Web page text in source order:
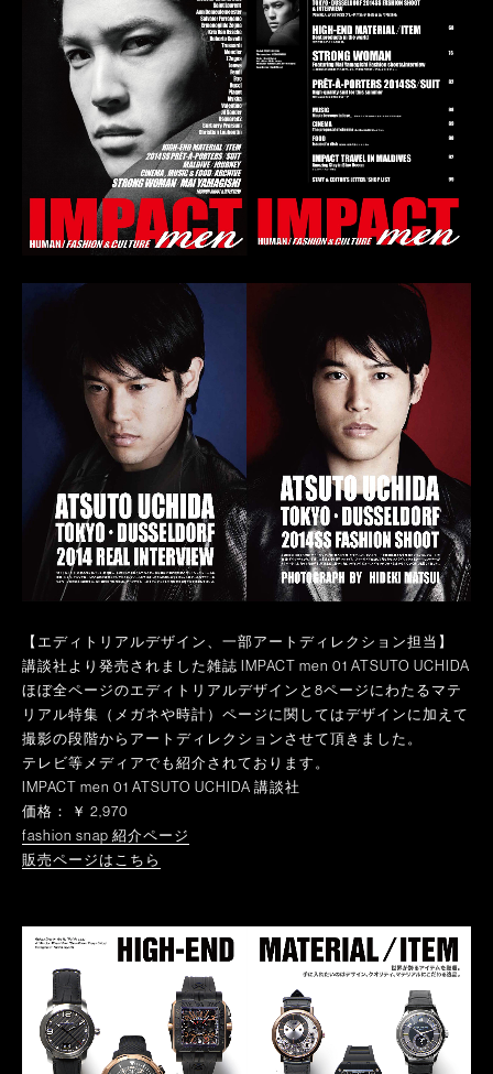
【エディトリアルデザイン、一部アートディレクション担当】
講談社より発売されました雑誌 IMPACT men 01 ATSUTO UCHIDA
ほぼ全ページのエディトリアルデザインと8ページにわたるマテ
リアル特集（メガネや時計）ページに関してはデザインに加えて
撮影の段階からアートディレクションさせて頂きました。
テレビ等メディアでも紹介されております。
IMPACT men 01 ATSUTO UCHIDA 講談社
価格： ￥ 2,970
fashion snap 紹介ページ
販売ページはこちら